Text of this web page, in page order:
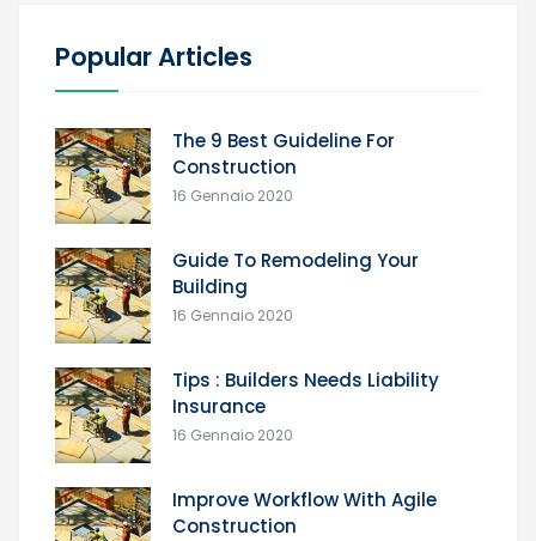
Popular Articles
The 9 Best Guideline For
Construction
16 Gennaio 2020
Guide To Remodeling Your
Building
16 Gennaio 2020
Tips : Builders Needs Liability
Insurance
16 Gennaio 2020
Improve Workflow With Agile
Construction